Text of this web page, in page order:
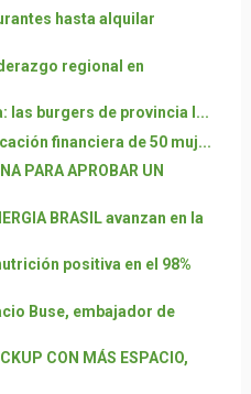
hasta alquilar
regional en
las burgers de provincia l...
financiera de 50 muj...
PARA APROBAR UN
BRASIL avanzan en la
positiva en el 98%
Buse, embajador de
CON MÁS ESPACIO,